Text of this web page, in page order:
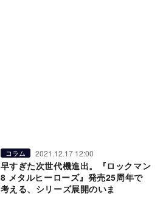
コラム 2021.12.17 12:00
早すぎた次世代機進出。『ロックマン
8 メタルヒーローズ』発売25周年で
考える、シリーズ展開のいま